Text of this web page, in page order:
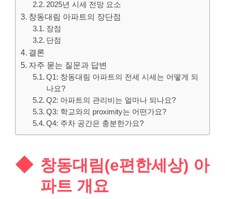
2025년 시세 전망 요소
창동대림 아파트의 장단점
장점
단점
결론
자주 묻는 질문과 답변
Q1: 창동대림 아파트의 전세 시세는 어떻게 되
나요?
Q2: 아파트의 관리비는 얼마나 되나요?
Q3: 학교와의 proximity는 어떤가요?
Q4: 주차 공간은 충분한가요?
창동대림(e편한세상) 아
파트 개요